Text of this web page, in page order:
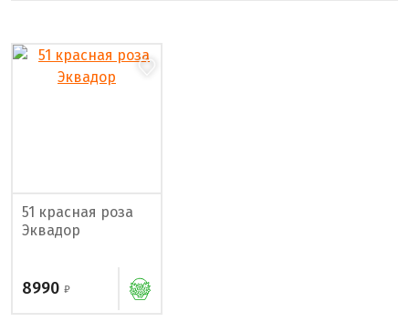
51 красная роза
Эквадор
8990